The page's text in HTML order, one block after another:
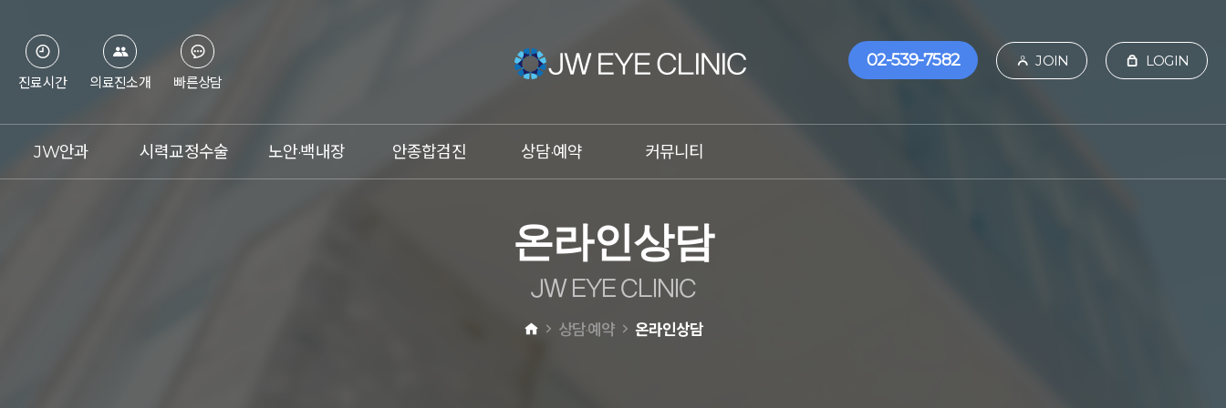
진료시간 의료진소개 빠른상담
02-539-7582 JOIN LOGIN
JW안과 시력교정수술 노안·백내장 안종합검진 상담·예약
온라인예약
카톡상담
전화상담
커뮤니티
언론속의 JW안과
JW스타
온라인상담
JW EYE CL N C
상담·예약 온라인상담